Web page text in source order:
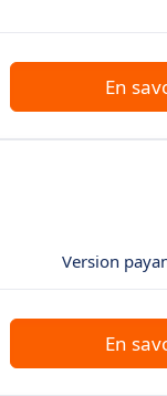
En
Version
En